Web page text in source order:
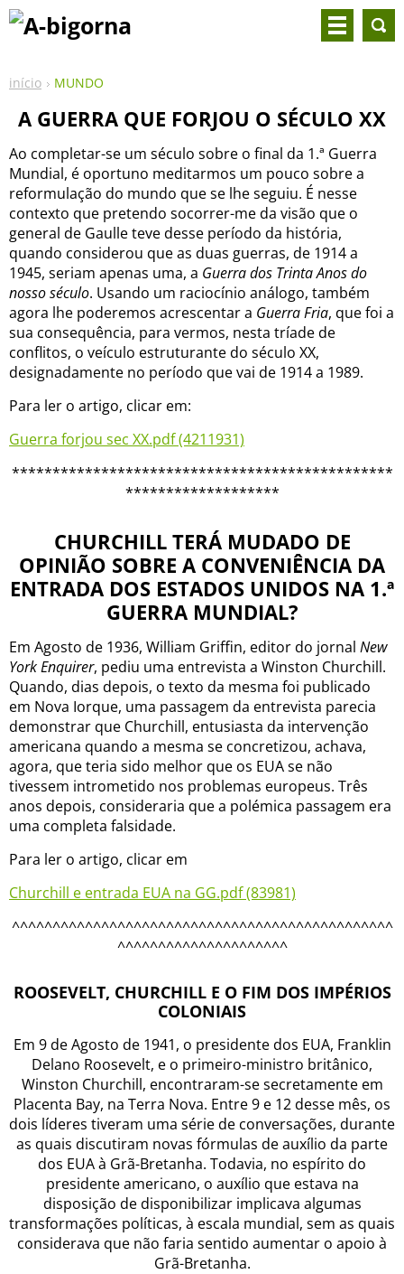
início MUNDO
A GUERRA QUE FORJOU O SÉCULO XX
Ao completar-se um século sobre o final da 1.ª Guerra
Mundial, é oportuno meditarmos um pouco sobre a
reformulação do mundo que se lhe seguiu. É nesse
contexto que pretendo socorrer-me da visão que o
general de Gaulle teve desse período da história,
quando considerou que as duas guerras, de 1914 a
1945, seriam apenas uma, a Guerra dos Trinta Anos do
nosso século. Usando um raciocínio análogo, também
agora lhe poderemos acrescentar a Guerra Fria, que foi a
sua consequência, para vermos, nesta tríade de
conflitos, o veículo estruturante do século XX,
designadamente no período que vai de 1914 a 1989.
Para ler o artigo, clicar em:
Guerra forjou sec XX.pdf (4211931)
***********************************************
*******************
CHURCHILL TERÁ MUDADO DE
OPINIÃO SOBRE A CONVENIÊNCIA DA
ENTRADA DOS ESTADOS UNIDOS NA 1.ª
GUERRA MUNDIAL?
Em Agosto de 1936, William Griffin, editor do jornal New
York Enquirer, pediu uma entrevista a Winston Churchill.
Quando, dias depois, o texto da mesma foi publicado
em Nova Iorque, uma passagem da entrevista parecia
demonstrar que Churchill, entusiasta da intervenção
americana quando a mesma se concretizou, achava,
agora, que teria sido melhor que os EUA se não
tivessem intrometido nos problemas europeus. Três
anos depois, consideraria que a polémica passagem era
uma completa falsidade.
Para ler o artigo, clicar em
Churchill e entrada EUA na GG.pdf (83981)
^^^^^^^^^^^^^^^^^^^^^^^^^^^^^^^^^^^^^^^^^^^^^^^
^^^^^^^^^^^^^^^^^^^^^
ROOSEVELT, CHURCHILL E O FIM DOS IMPÉRIOS
COLONIAIS
Em 9 de Agosto de 1941, o presidente dos EUA, Franklin
Delano Roosevelt, e o primeiro-ministro britânico,
Winston Churchill, encontraram-se secretamente em
Placenta Bay, na Terra Nova. Entre 9 e 12 desse mês, os
dois líderes tiveram uma série de conversações, durante
as quais discutiram novas fórmulas de auxílio da parte
dos EUA à Grã-Bretanha. Todavia, no espírito do
presidente americano, o auxílio que estava na
disposição de disponibilizar implicava algumas
transformações políticas, à escala mundial, sem as quais
considerava que não faria sentido aumentar o apoio à
Grã-Bretanha.